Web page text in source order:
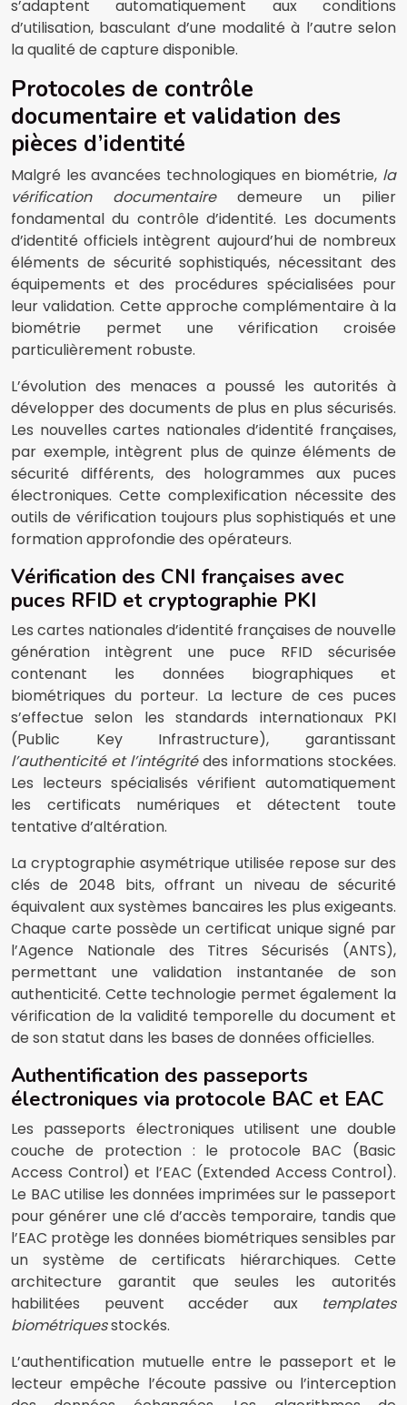
s’adaptent automatiquement aux conditions
d’utilisation, basculant d’une modalité à l’autre selon
la qualité de capture disponible.
Protocoles de contrôle
documentaire et validation des
pièces d’identité
Malgré les avancées technologiques en biométrie, la
vérification documentaire demeure un pilier
fondamental du contrôle d’identité. Les documents
d’identité officiels intègrent aujourd’hui de nombreux
éléments de sécurité sophistiqués, nécessitant des
équipements et des procédures spécialisées pour
leur validation. Cette approche complémentaire à la
biométrie permet une vérification croisée
particulièrement robuste.
L’évolution des menaces a poussé les autorités à
développer des documents de plus en plus sécurisés.
Les nouvelles cartes nationales d’identité françaises,
par exemple, intègrent plus de quinze éléments de
sécurité différents, des hologrammes aux puces
électroniques. Cette complexification nécessite des
outils de vérification toujours plus sophistiqués et une
formation approfondie des opérateurs.
Vérification des CNI françaises avec
puces RFID et cryptographie PKI
Les cartes nationales d’identité françaises de nouvelle
génération intègrent une puce RFID sécurisée
contenant les données biographiques et
biométriques du porteur. La lecture de ces puces
s’effectue selon les standards internationaux PKI
(Public Key Infrastructure), garantissant
l’authenticité et l’intégritédes informations stockées.
Les lecteurs spécialisés vérifient automatiquement
les certificats numériques et détectent toute
tentative d’altération.
La cryptographie asymétrique utilisée repose sur des
clés de 2048 bits, offrant un niveau de sécurité
équivalent aux systèmes bancaires les plus exigeants.
Chaque carte possède un certificat unique signé par
l’Agence Nationale des Titres Sécurisés (ANTS),
permettant une validation instantanée de son
authenticité. Cette technologie permet également la
vérification de la validité temporelle du document et
de son statut dans les bases de données officielles.
Authentification des passeports
électroniques via protocole BAC et EAC
Les passeports électroniques utilisent une double
couche de protection : le protocole BAC (Basic
Access Control) et l’EAC (Extended Access Control).
Le BAC utilise les données imprimées sur le passeport
pour générer une clé d’accès temporaire, tandis que
l’EAC protège les données biométriques sensibles par
un système de certificats hiérarchiques. Cette
architecture garantit que seules les autorités
habilitées peuvent accéder aux templates
biométriquesstockés.
L’authentification mutuelle entre le passeport et le
lecteur empêche l’écoute passive ou l’interception